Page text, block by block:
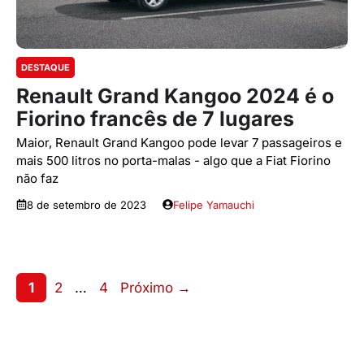
DESTAQUE
Renault Grand Kangoo 2024 é o
Fiorino francês de 7 lugares
Maior, Renault Grand Kangoo pode levar 7 passageiros e
mais 500 litros no porta-malas - algo que a Fiat Fiorino
não faz
8 de setembro de 2023 Felipe Yamauchi
Page
1 Page
2 … Page
4 Próximo →